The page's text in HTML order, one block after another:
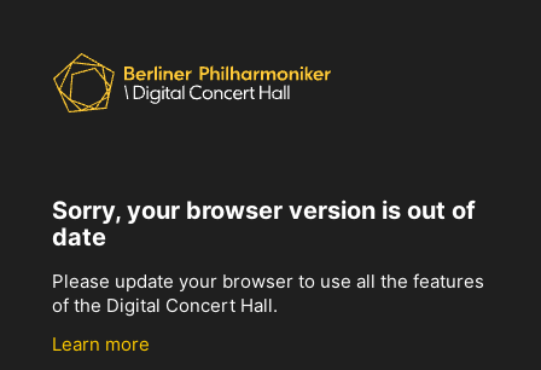
Sorry, your browser version is out of
date
Please update your browser to use all the features
of the Digital Concert Hall.
Learn more